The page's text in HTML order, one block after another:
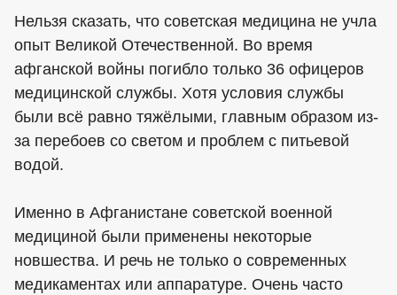
Нельзя сказать, что советская медицина не учла
опыт Великой Отечественной. Во время
афганской войны погибло только 36 офицеров
медицинской службы. Хотя условия службы
были всё равно тяжёлыми, главным образом из-
за перебоев со светом и проблем с питьевой
водой.
Именно в Афганистане советской военной
медициной были применены некоторые
новшества. И речь не только о современных
медикаментах или аппаратуре. Очень часто